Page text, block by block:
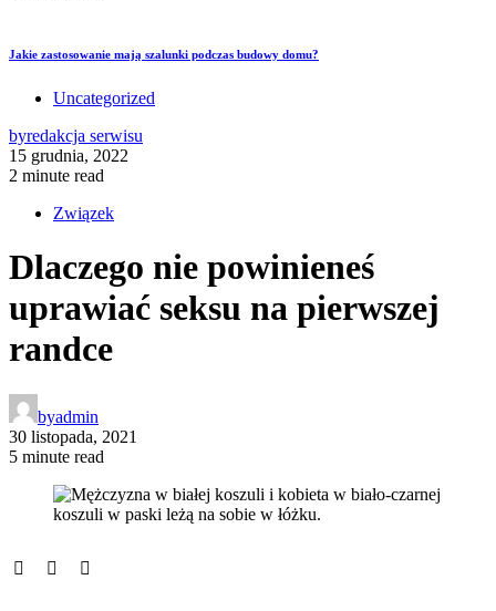
Jakie zastosowanie mają szalunki podczas budowy domu?
Uncategorized
byredakcja serwisu
15 grudnia, 2022
2 minute read
Związek
Dlaczego nie powinieneś
uprawiać seksu na pierwszej
randce
byadmin
30 listopada, 2021
5 minute read